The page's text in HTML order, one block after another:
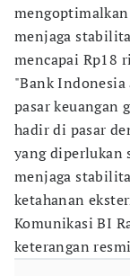
menjaga
mencapai Rp18
"Bank
pasar keuangan
hadir di pasar
yang diperlukan
menjaga
ketahanan
Komunikasi BI
keterangan